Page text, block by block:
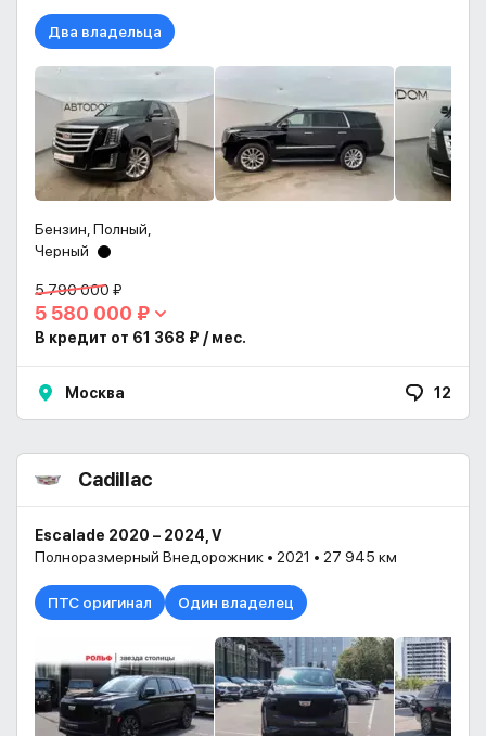
Два владельца
Бензин, Полный,
Черный
5 790 000 ₽
5 580 000 ₽
В кредит от 61 368 ₽ / мес.
Москва 12
Cadillac
Escalade 2020 – 2024, V
Полноразмерный Внедорожник • 2021 • 27 945 км
ПТС оригинал Один владелец